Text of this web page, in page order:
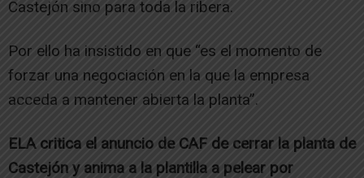
Castejón sino para toda la ribera.
Por ello ha insistido en que “es el momento de
forzar una negociación en la que la empresa
acceda a mantener abierta la planta”.
ELA critica el anuncio de CAF de cerrar la planta de
Castejón y anima a la plantilla a pelear por